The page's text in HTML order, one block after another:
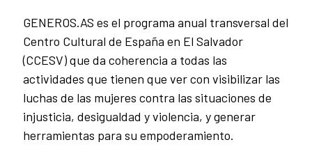
GENEROS.AS es el programa anual transversal del
Centro Cultural de España en El Salvador
(CCESV) que da coherencia a todas las
actividades que tienen que ver con visibilizar las
luchas de las mujeres contra las situaciones de
injusticia, desigualdad y violencia, y generar
herramientas para su empoderamiento.